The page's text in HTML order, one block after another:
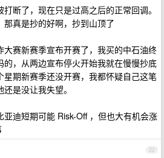
断了，现在只是过高之后的正常回调。
那真是抄的好啊，抄到山顶了
大赛新赛季宣布开赛了，我买的中石油终
的，从两边宣布停火开始我就在慢慢抄底
星期新赛季还没开赛，我都怀疑自己这笔
是没让我失望。
亚迪短期可能 Risk-Off ，但也大有机会涨
22